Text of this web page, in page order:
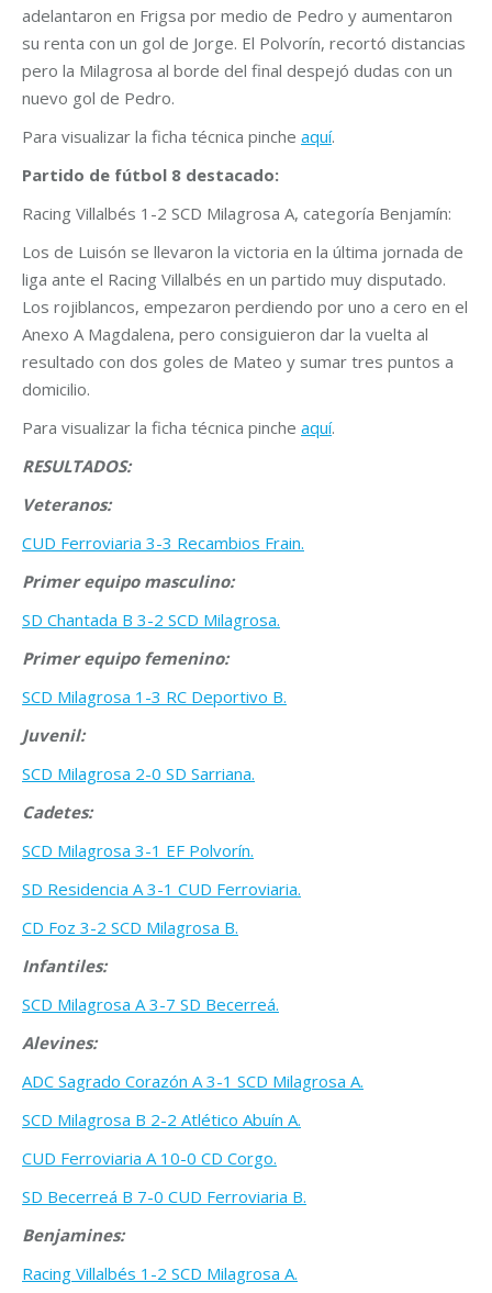
adelantaron en Frigsa por medio de Pedro y aumentaron
su renta con un gol de Jorge. El Polvorín, recortó distancias
pero la Milagrosa al borde del final despejó dudas con un
nuevo gol de Pedro.
Para visualizar la ficha técnica pinche aquí.
Partido de fútbol 8 destacado:
Racing Villalbés 1-2 SCD Milagrosa A, categoría Benjamín:
Los de Luisón se llevaron la victoria en la última jornada de
liga ante el Racing Villalbés en un partido muy disputado.
Los rojiblancos, empezaron perdiendo por uno a cero en el
Anexo A Magdalena, pero consiguieron dar la vuelta al
resultado con dos goles de Mateo y sumar tres puntos a
domicilio.
Para visualizar la ficha técnica pinche aquí.
RESULTADOS:
Veteranos:
CUD Ferroviaria 3-3 Recambios Frain.
Primer equipo masculino:
SD Chantada B 3-2 SCD Milagrosa.
Primer equipo femenino:
SCD Milagrosa 1-3 RC Deportivo B.
Juvenil:
SCD Milagrosa 2-0 SD Sarriana.
Cadetes:
SCD Milagrosa 3-1 EF Polvorín.
SD Residencia A 3-1 CUD Ferroviaria.
CD Foz 3-2 SCD Milagrosa B.
Infantiles:
SCD Milagrosa A 3-7 SD Becerreá.
Alevines:
ADC Sagrado Corazón A 3-1 SCD Milagrosa A.
SCD Milagrosa B 2-2 Atlético Abuín A.
CUD Ferroviaria A 10-0 CD Corgo.
SD Becerreá B 7-0 CUD Ferroviaria B.
Benjamines:
Racing Villalbés 1-2 SCD Milagrosa A.